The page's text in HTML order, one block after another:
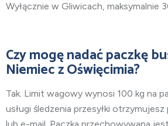
Wyłącznie w Gliwicach, maksymalnie
Czy mogę nadać paczkę
Niemiec z Oświęcimia?
Tak. Limit wagowy wynosi 100 kg na
usługi śledzenia przesyłki